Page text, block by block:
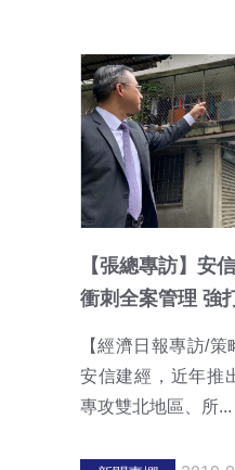
【張總專訪】安
衝刺全案管理 強
【經濟日報專訪/
安信建經，近年推
專攻雙北地區、所...